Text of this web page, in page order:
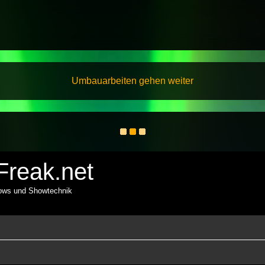
Umbauarbeiten gehen weiter
und Showtechnik